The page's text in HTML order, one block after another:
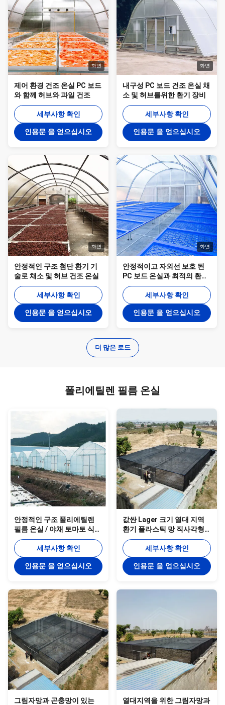
화면
제어 환경 건조 온실 PC 보드
와 함께 허브와 과일 건조
세부사항 확인
인용문 을 얻으십시오
화면
내구성 PC 보드 건조 온실 채
소 및 허브를위한 환기 장비
세부사항 확인
인용문 을 얻으십시오
화면
안정적인 구조 첨단 환기 기
술로 채소 및 허브 건조 온실
세부사항 확인
인용문 을 얻으십시오
화면
안정적이고 자외선 보호 된
PC 보드 온실과 최적의 환기
를 가진 채소 건조
세부사항 확인
인용문 을 얻으십시오
더 많은 로드
폴리에틸렌 필름 온실
안정적인 구조 폴리에틸렌
필름 온실 / 야채 토마토 식물
온실
세부사항 확인
인용문 을 얻으십시오
값싼 Lager 크기 열대 지역
환기 플라스틱 망 직사각형
온실 그림자 망
세부사항 확인
인용문 을 얻으십시오
그림자망과 곤충망이 있는
열대지역을 위한 그림자망과